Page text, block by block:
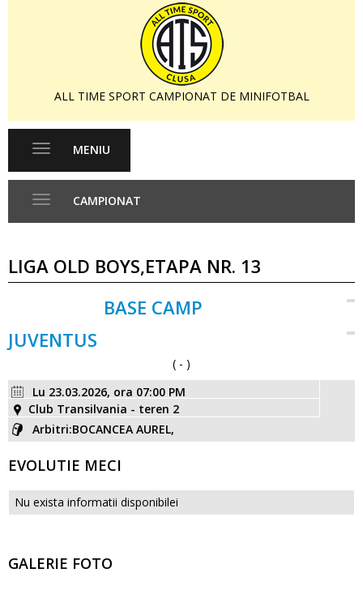
ALL TIME SPORT CAMPIONAT DE MINIFOTBAL
Toggle
MENIU
CAMPIONAT
LIGA OLD BOYS,ETAPA NR. 13
BASE CAMP
JUVENTUS
( - )
Lu 23.03.2026, ora 07:00 PM
Club Transilvania - teren 2
Arbitri:BOCANCEA AUREL,
EVOLUTIE MECI
Nu exista informatii disponibilei
GALERIE FOTO